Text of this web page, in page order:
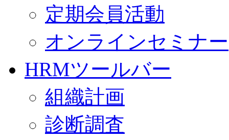
定期会員活動
オンラインセミナー
HRMツールバー
組織計画
診断調査